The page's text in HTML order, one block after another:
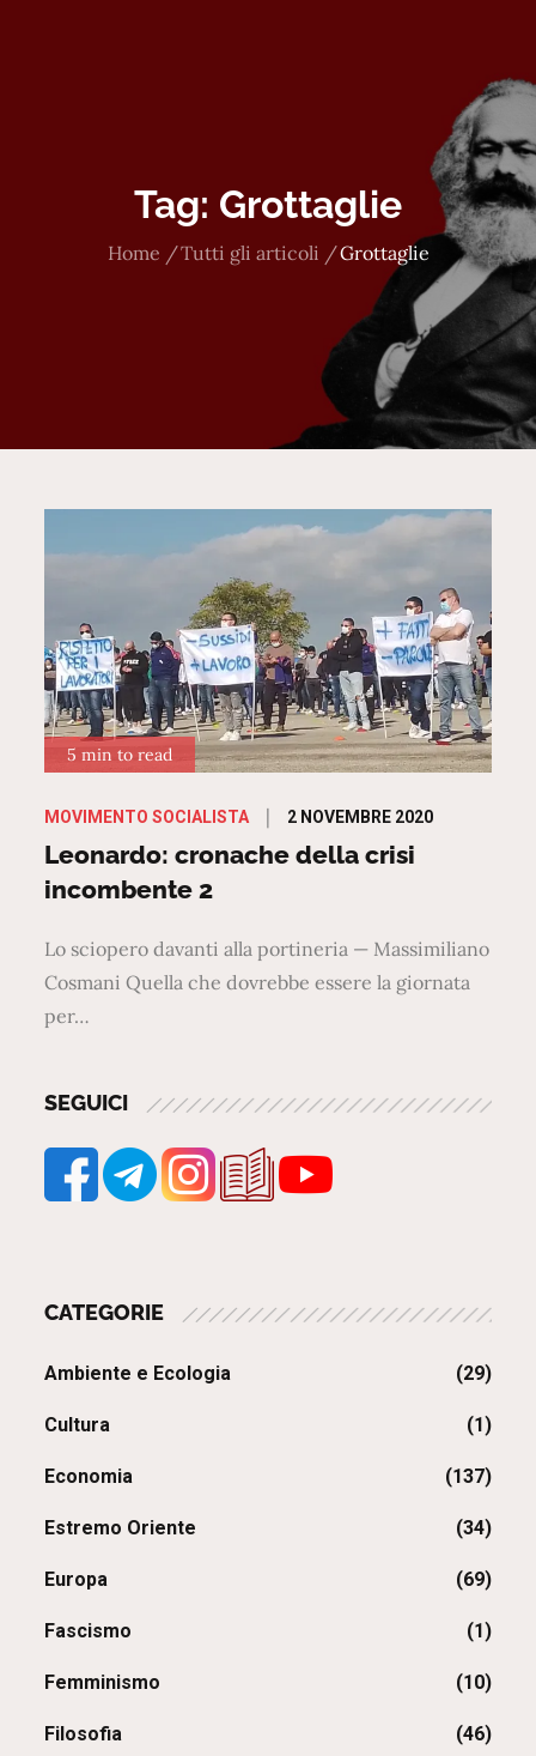
Tag: Grottaglie
Home Tutti gli articoli Grottaglie
5 min to read
MOVIMENTO SOCIALISTA
Posted
on
2 NOVEMBRE 2020
Leonardo: cronache della crisi
incombente 2
Lo sciopero davanti alla portineria — Massimiliano
Cosmani Quella che dovrebbe essere la giornata
per…
SEGUICI
CATEGORIE
Ambiente e Ecologia (29)
Cultura (1)
Economia (137)
Estremo Oriente (34)
Europa (69)
Fascismo (1)
Femminismo (10)
Filosofia (46)